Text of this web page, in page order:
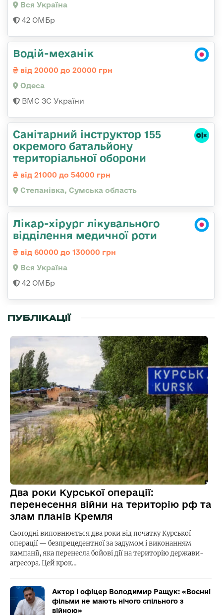
Вся Україна
42 ОМБр
Водій-механік
від 20000 до 20000 грн
Одеса
ВМС ЗС України
Санітарний інструктор 155
окремого батальйону
територіальної оборони
від 21000 до 54000 грн
Степанівка, Сумська область
Лікар-хірург лікувального
відділення медичної роти
від 60000 до 130000 грн
Вся Україна
42 ОМБр
ПУБЛІКАЦІЇ
Два роки Курської операції:
перенесення війни на територію рф та
злам планів Кремля
Сьогодні виповнюється два роки від початку Курської
операції — безпрецедентної за задумом і виконанням
кампанії, яка перенесла бойові дії на територію держави-
агресора. Цей крок…
Актор і офіцер Володимир Ращук: «Воєнні
фільми не мають нічого спільного з
війною»